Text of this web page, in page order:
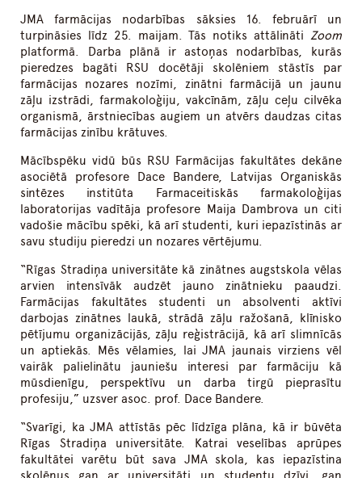
JMA farmācijas nodarbības sāksies 16. februārī un
turpināsies līdz 25. maijam. Tās notiks attālināti Zoom
platformā. Darba plānā ir astoņas nodarbības, kurās
pieredzes bagāti RSU docētāji skolēniem stāstīs par
farmācijas nozares nozīmi, zinātni farmācijā un jaunu
zāļu izstrādi, farmakoloģiju, vakcīnām, zāļu ceļu cilvēka
organismā, ārstniecības augiem un atvērs daudzas citas
farmācijas zinību krātuves.
Mācībspēku vidū būs RSU Farmācijas fakultātes dekāne
asociētā profesore Dace Bandere, Latvijas Organiskās
sintēzes institūta Farmaceitiskās farmakoloģijas
laboratorijas vadītāja profesore Maija Dambrova un citi
vadošie mācību spēki, kā arī studenti, kuri iepazīstinās ar
savu studiju pieredzi un nozares vērtējumu.
“Rīgas Stradiņa universitāte kā zinātnes augstskola vēlas
arvien intensīvāk audzēt jauno zinātnieku paaudzi.
Farmācijas fakultātes studenti un absolventi aktīvi
darbojas zinātnes laukā, strādā zāļu ražošanā, klīnisko
pētījumu organizācijās, zāļu reģistrācijā, kā arī slimnīcās
un aptiekās. Mēs vēlamies, lai JMA jaunais virziens vēl
vairāk palielinātu jauniešu interesi par farmāciju kā
mūsdienīgu, perspektīvu un darba tirgū pieprasītu
profesiju,” uzsver asoc. prof. Dace Bandere.
“Svarīgi, ka JMA attīstās pēc līdzīga plāna, kā ir būvēta
Rīgas Stradiņa universitāte. Katrai veselības aprūpes
fakultātei varētu būt sava JMA skola, kas iepazīstina